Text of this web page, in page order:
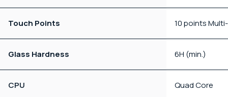
Touch Points 10 points
Glass Hardness 6H (min.)
CPU Quad Core